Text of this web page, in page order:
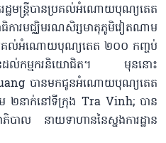
ន្ត្រីបានប្រគល់អំណោយបុណ្យតេត
ារមជ្ឈិមរណសិរ្សមាតុភូមិវៀតណាម
រគល់អំណោយបុណ្យតេត ២០០ កញ្ចប់
ដល់កម្មករនិយោជិត។ មុននោះ
បានមកជូនអំណោយបុណ្យតេត
ម ២នាក់នៅទីក្រុង Tra Vinh; បាន
ាល នាយទាហាននៃស្នងការដ្ឋាន